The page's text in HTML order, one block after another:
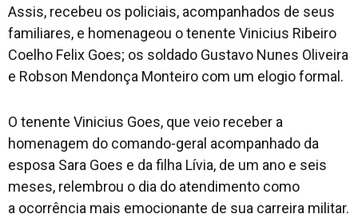
Assis, recebeu os policiais, acompanhados de seus
familiares, e homenageou o tenente Vinicius Ribeiro
Coelho Felix Goes; os soldado Gustavo Nunes Oliveira
e Robson Mendonça Monteiro com um elogio formal.
O tenente Vinicius Goes, que veio receber a
homenagem do comando-geral acompanhado da
esposa Sara Goes e da filha Lívia, de um ano e seis
meses, relembrou o dia do atendimento como
a ocorrência mais emocionante de sua carreira militar.